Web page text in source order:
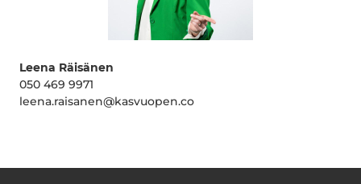
Leena Räisänen
050 469 9971
leena.raisanen@kasvuopen.co